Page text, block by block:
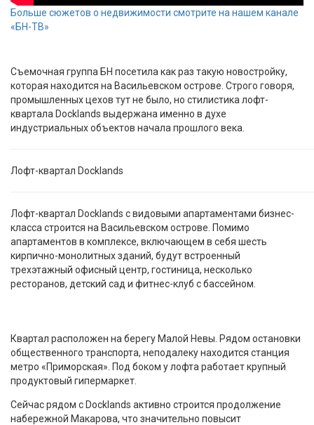
Больше сюжетов о недвижимости смотрите на нашем канале
«БН-ТВ»
Съемочная группа БН посетила как раз такую новостройку,
которая находится на Васильевском острове. Строго говоря,
промышленных цехов тут не было, но стилистика лофт-
квартала Docklands выдержана именно в духе
индустриальных объектов начала прошлого века.
Лофт-квартал Docklands
Лофт-квартал Docklands с видовыми апартаментами бизнес-
класса строится на Васильевском острове. Помимо
апартаментов в комплексе, включающем в себя шесть
кирпично-монолитных зданий, будут встроенный
трехэтажный офисный центр, гостиница, несколько
ресторанов, детский сад и фитнес-клуб с бассейном.
Квартал расположен на берегу Малой Невы. Рядом остановки
общественного транспорта, неподалеку находится станция
метро «Приморская». Под боком у лофта работает крупный
продуктовый гипермаркет.
Сейчас рядом с Docklands активно строится продолжение
набережной Макарова, что значительно повысит